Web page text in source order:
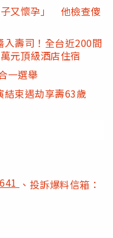
又懷孕」 他檢查傻
壽司！全台近200間
元頂級酒店住宿
一選舉
結束遇劫享壽63歲
、投訴爆料信箱：